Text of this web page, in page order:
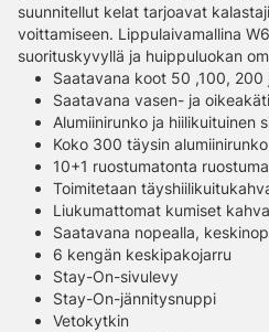
suunnitellut kelat tarjoavat
voittamiseen. Lippulaivamallina
suorituskyvyllä ja huippuluokan
Saatavana koot 50 ,100, 200
Saatavana vasen- ja
Alumiinirunko ja hiilikuituinen
Koko 300 täysin alumiinirunko
10+1 ruostumatonta
Toimitetaan
Liukumattomat kumiset
Saatavana nopealla,
6 kengän keskipakojarru
Stay-On-sivulevy
Stay-On-jännitysnuppi
Vetokytkin